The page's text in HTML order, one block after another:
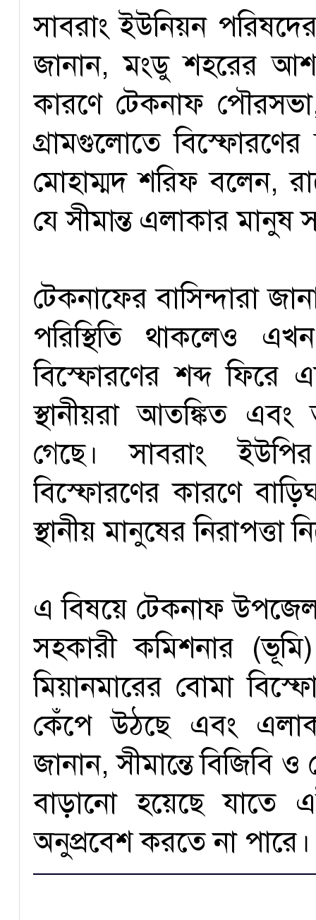
সাবরাং ইউনিয়ন
জানান, মংডু শহরের
কারণে টেকনাফ পৌরসভা,
গ্রামগুলোতে বিস্ফোরণের
মোহাম্মদ শরিফ বলেন,
যে সীমান্ত এলাকার মানুষ
টেকনাফের বাসিন্দারা
পরিস্থিতি থাকলেও
বিস্ফোরণের শব্দ ফিরে
স্থানীয়রা আতঙ্কিত
গেছে। সাবরাং
বিস্ফোরণের কারণে
স্থানীয় মানুষের নিরাপত্তা
এ বিষয়ে টেকনাফ উপজেলা
সহকারী কমিশনার
মিয়ানমারের বোমা
কেঁপে উঠছে এবং
জানান, সীমান্তে বিজিবি
বাড়ানো হয়েছে যাতে
অনুপ্রবেশ করতে না পারে।